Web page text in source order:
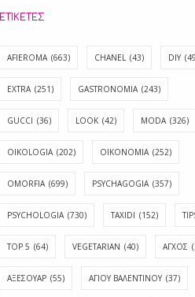
ΕΤΙΚΈΤΕΣ
AFIEROMA (663) CHANEL (43) DIY
EXTRA (251) GASTRONOMIA (243)
GUCCI (36) LOOK (42) MODA (326)
OIKOLOGIA (202) OIKONOMIA (252)
OMORFIA (699) PSYCHAGOGIA (357)
PSYCHOLOGIA (730) TAXIDI (152)
TOP 5 (64) VEGETARIAN (40) ΑΓΧΟΣ
ΑΞΕΣΟΥΑΡ (55) ΑΓΊΟΥ ΒΑΛΕΝΤΊΝΟΥ (37)